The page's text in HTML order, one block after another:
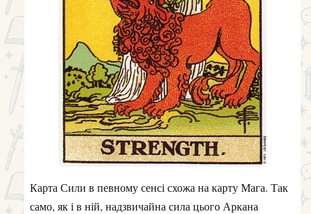
Карта Сили в певному сенсі схожа на карту Мага. Так
само, як і в ній, надзвичайна сила цього Аркана